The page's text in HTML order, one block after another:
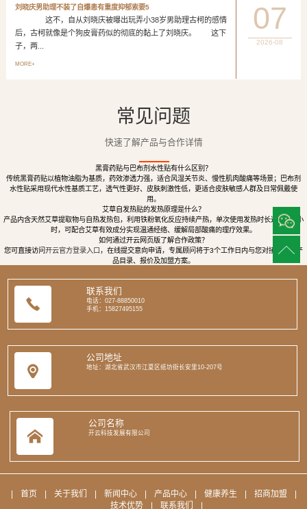
刘晓庆男助理不装了自爆患有重度抑郁索要5
这不，自从刘晓庆被曝出玩弄小38岁男助理古柯的感情
后，古柯就像是个狗皮膏药似的彻底的黏上了刘晓庆。 这下
子，两...
MORE+
07
2026-08
常见问题
快速了解产品与合作详情
黑膏药贴与巴布剂水性贴有什么区别？
传统黑膏药贴以植物油脂为基质，药效渗透力强，适合风湿关节炎、慢性肌肉酸痛等场景；巴布剂
水性贴采用现代水性基质工艺，透气性更好、皮肤刺激性低，更适合皮肤敏感人群及日常佩戴使
用。
艾草自发热贴的发热原理是什么？
产品内含天然艾草提取物与自热发热包，利用铁粉氧化反应持续产热，单次使用发热时长达8至12小
时，可配合艾草有效成分实现温通经络、缓解局部酸痛的理疗效果。
如何通过开云网页版了解合作政策？
您可直接访问 开云官方登录入口，在线提交意向申请，专属顾问将于3个工作日内与您对接，提供产
品目录、报价及加盟方案。
联系我们
电话：027-88850010
手机：15827495155
公司地址
地址：湖北省武汉市江夏区纸坊街长安里10-207号
公司名称
开云科技发展有限公司
首页 关于我们 新闻中心 产品中心 健康养生 招商加盟
技术优势
联系我们